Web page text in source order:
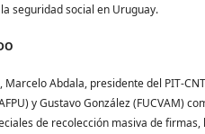
seguridad social en Uruguay.
Abdala, presidente del PIT-
y Gustavo González (FUCVAM)
de recolección masiva de firmas,